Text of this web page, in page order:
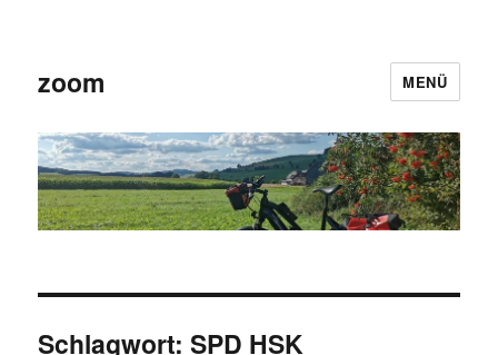
zoom MENÜ
Schlagwort:SPD HSK